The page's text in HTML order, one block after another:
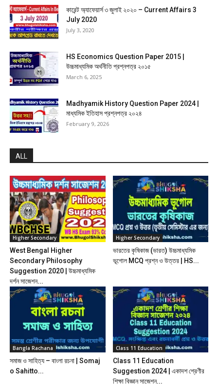
কারেন্ট অ্যাফেয়ার্স ৩ জুলাই ২০২০ – Current Affairs 3
July 2020
July 3, 2020
HS Economics Question Paper 2015 |
উচ্চমাধ্যমিক অর্থনীতি প্রশ্নপত্র ২০১৫
March 6, 2025
Madhyamik History Question Paper 2024 |
মাধ্যমিক ইতিহাস প্রশ্নপত্র ২০২৪
February 9, 2026
ALL
Higher Secondary
West Bengal Higher
Secondary Philosophy
Suggestion 2020 | উচ্চমাধ্যমিক
দর্শন সাজেশন...
Higher Secondary
ভারতের কৃষিকাজ (ভারত) উচ্চমাধ্যমিক
ভূগোল MCQ প্রশ্ন ও উত্তর | HS...
Bangla Rachana
সমাজ ও সাহিত্য – বাংলা রচনা | Somaj
o Sahitto...
Class 11 Education
Class 11 Education
Suggestion 2024 | একাদশ শ্রেণীর
শিক্ষা বিজ্ঞান সাজেশন...